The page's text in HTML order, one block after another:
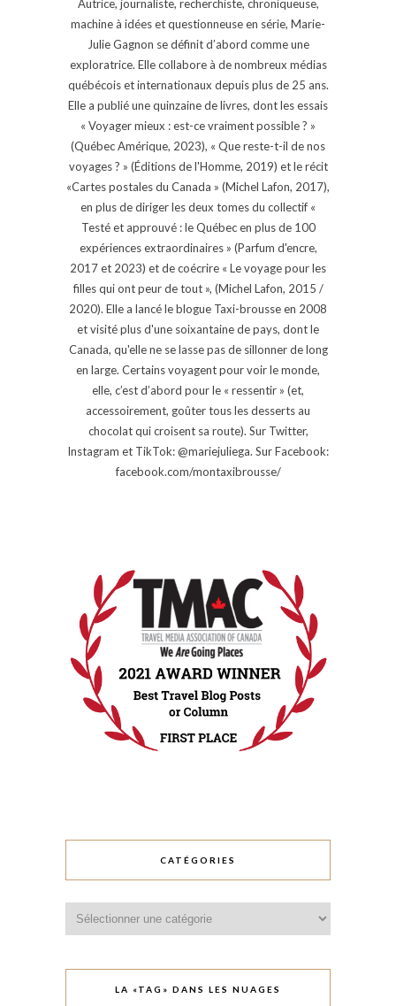
Autrice, journaliste, recherchiste, chroniqueuse,
machine à idées et questionneuse en série, Marie-
Julie Gagnon se définit d’abord comme une
exploratrice. Elle collabore à de nombreux médias
québécois et internationaux depuis plus de 25 ans.
Elle a publié une quinzaine de livres, dont les essais
« Voyager mieux : est-ce vraiment possible ? »
(Québec Amérique, 2023), « Que reste-t-il de nos
voyages ? » (Éditions de l'Homme, 2019) et le récit
«Cartes postales du Canada » (Michel Lafon, 2017),
en plus de diriger les deux tomes du collectif «
Testé et approuvé : le Québec en plus de 100
expériences extraordinaires » (Parfum d'encre,
2017 et 2023) et de coécrire « Le voyage pour les
filles qui ont peur de tout », (Michel Lafon, 2015 /
2020). Elle a lancé le blogue Taxi-brousse en 2008
et visité plus d'une soixantaine de pays, dont le
Canada, qu'elle ne se lasse pas de sillonner de long
en large. Certains voyagent pour voir le monde,
elle, c’est d’abord pour le « ressentir » (et,
accessoirement, goûter tous les desserts au
chocolat qui croisent sa route). Sur Twitter,
Instagram et TikTok: @mariejuliega. Sur Facebook:
facebook.com/montaxibrousse/
CATÉGORIES
LA «TAG» DANS LES NUAGES